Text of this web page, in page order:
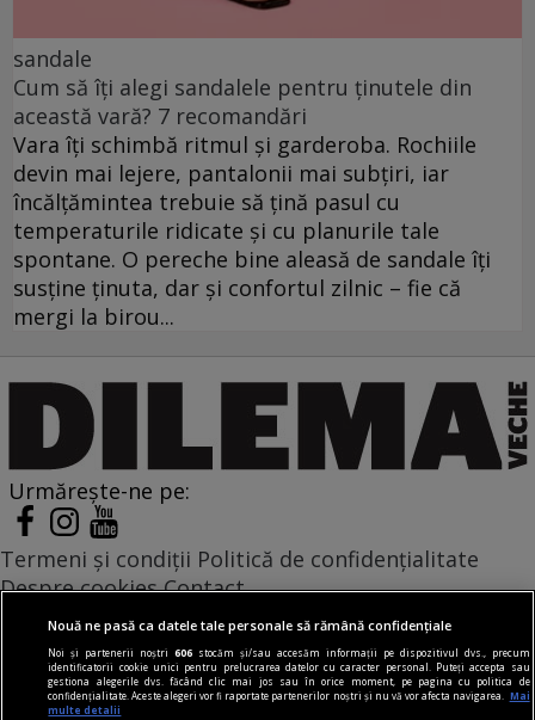
sandale
Cum să îți alegi sandalele pentru ținutele din
această vară? 7 recomandări
Vara îți schimbă ritmul și garderoba. Rochiile
devin mai lejere, pantalonii mai subțiri, iar
încălțămintea trebuie să țină pasul cu
temperaturile ridicate și cu planurile tale
spontane. O pereche bine aleasă de sandale îți
susține ținuta, dar și confortul zilnic – fie că
mergi la birou...
Urmărește-ne pe:
Termeni și condiții Politică de confidențialitate
Despre cookies Contact
Modifică preferințe pentru confidențialitate
© Toate drepturile rezervate Adevarul Holding 2026
Din rețeaua Adevărul Holding:
Nouă ne pasă ca datele tale personale să rămână confidențiale
Noi și partenerii noștri606 stocăm și/sau accesăm informații pe dispozitivul dvs., precum
identificatorii cookie unici pentru prelucrarea datelor cu caracter personal. Puteți accepta sau
gestiona alegerile dvs. făcând clic mai jos sau în orice moment, pe pagina cu politica de
confidențialitate. Aceste alegeri vor fi raportate partenerilor noștri și nu vă vor afecta navigarea.
Mai
multe detalii